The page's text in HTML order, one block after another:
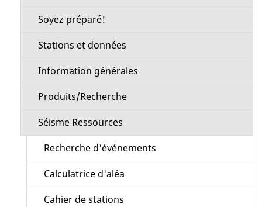
Soyez préparé!
Stations et données
Information générales
Produits/Recherche
Séisme Ressources
Recherche d'événements
Calculatrice d'aléa
Cahier de stations